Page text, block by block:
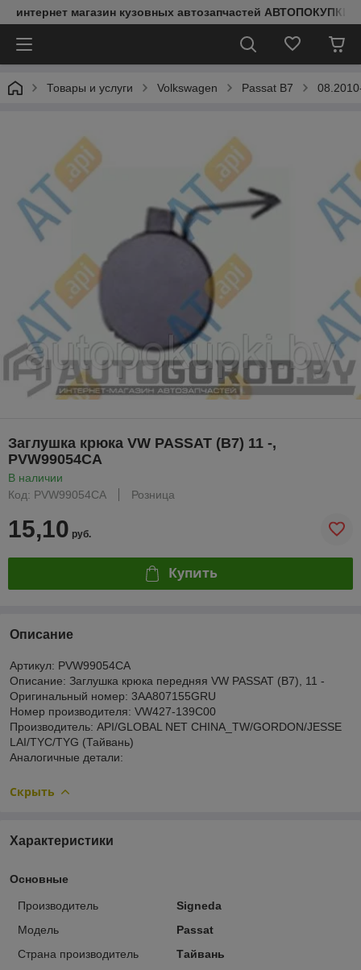
интернет магазин кузовных автозапчастей АВТОПОКУПКИ
Товары и услуги Volkswagen Passat B7
Заглушка крюка VW PASSAT (B7) 11 -,
PVW99054CA
В наличии
Код: PVW99054CA
Розница
15,10 руб.
Купить
Описание
Артикул: PVW99054CA
Описание: Заглушка крюка передняя VW PASSAT (B7), 11 -
Оригинальный номер: 3AA807155GRU
Номер производителя: VW427-139C00
Производитель: API/GLOBAL NET CHINA_TW/GORDON/JESSE
LAI/TYC/TYG (Тайвань)
Аналогичные детали:
Скрыть
Характеристики
Основные
Производитель
Signeda
Модель
Passat
Страна производитель
Тайвань